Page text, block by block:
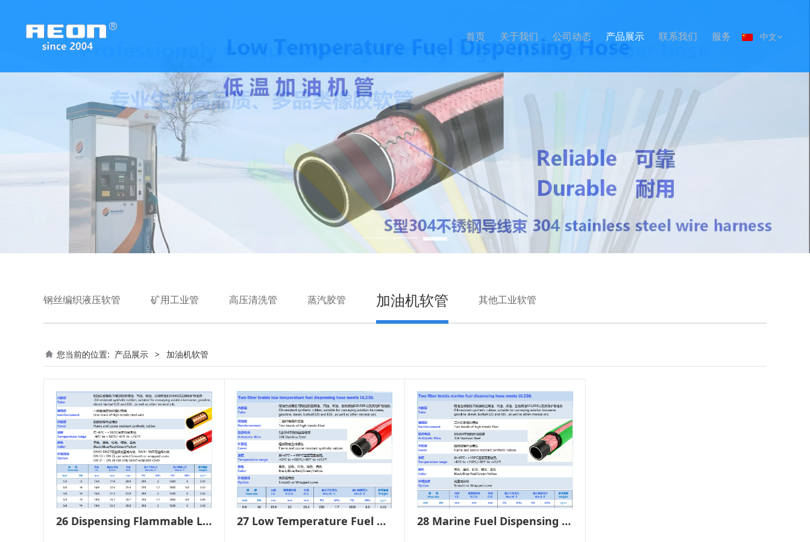
中文
首页 关于我们 公司动态 产品展示 联系我们 服务
钢丝编织液压软管 矿用工业管 高压清洗管 蒸汽胶管 加油机软管 其他工业软管
您当前的位置: 产品展示 > 加油机软管
26 Dispensing Flammable Liquids Hose 27 Low Temperature Fuel Dispensing Hose 28 Marine Fuel Dispensing Hose